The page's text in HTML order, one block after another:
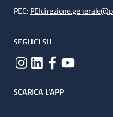
PEC:
SEGUICI SU
SCARICA L'APP